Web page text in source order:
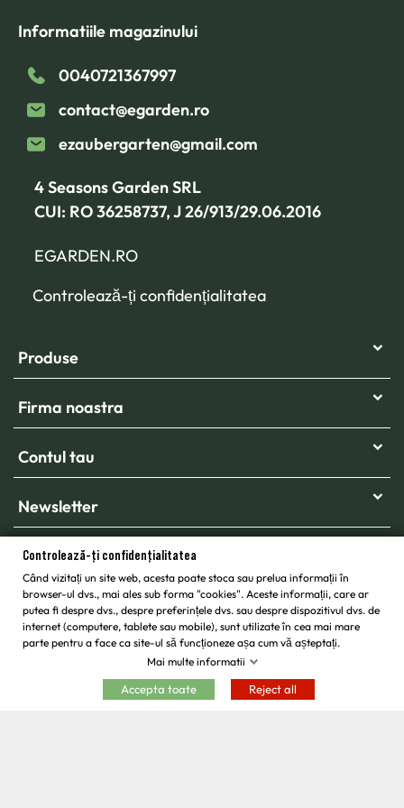
Informatiile magazinului
0040721367997
contact@egarden.ro
ezaubergarten@gmail.com
4 Seasons Garden SRL
CUI: RO 36258737, J 26/913/29.06.2016
EGARDEN.RO
Controlează-ți confidențialitatea
Produse
Firma noastra
Contul tau
Newsletter
Copyright © 2026 -Egarden.roToate drepturile rezervate.
Controlează-ți confidențialitatea
Când vizitați un site web, acesta poate stoca sau prelua informații în
browser-ul dvs., mai ales sub forma "cookies". Aceste informații, care ar
putea fi despre dvs., despre preferințele dvs. sau despre dispozitivul dvs. de
internet (computere, tablete sau mobile), sunt utilizate în cea mai mare
parte pentru a face ca site-ul să funcționeze așa cum vă așteptați.
Mai multe informatii
Accepta toate Reject all